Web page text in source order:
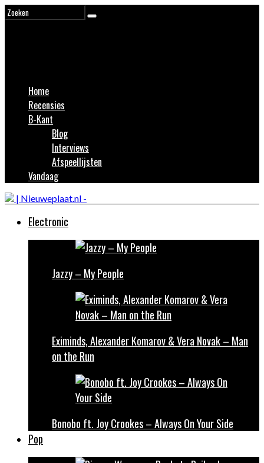
Home
Recensies
B-Kant
Blog
Interviews
Afspeellijsten
Vandaag
Electronic
Jazzy – My People
Eximinds, Alexander Komarov & Vera Novak – Man
on the Run
Bonobo ft. Joy Crookes – Always On Your Side
Pop